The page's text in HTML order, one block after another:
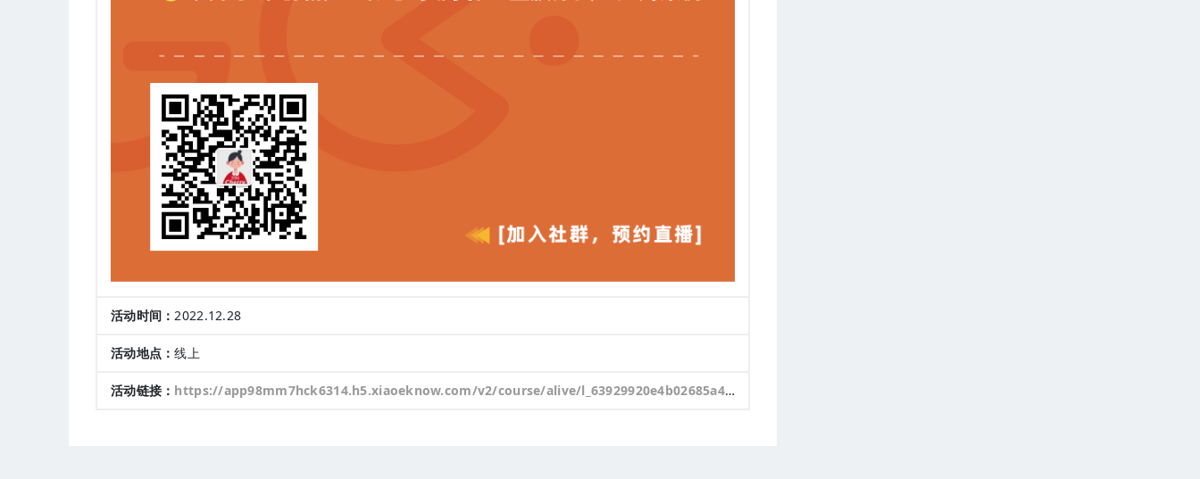
活动时间：2022.12.28
活动地点：线上
活动链接： https://app98mm7hck6314.h5.xiaoeknow.com/v2/course/alive/l_63929920e4b02685a4247859?app_id=app98mm7HcK6314&alive_mode=0&pro_id=&type=2